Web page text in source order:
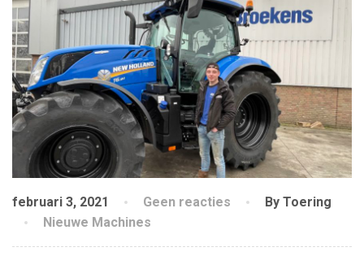
februari 3, 2021 Geen reacties
By Toering
Nieuwe Machines